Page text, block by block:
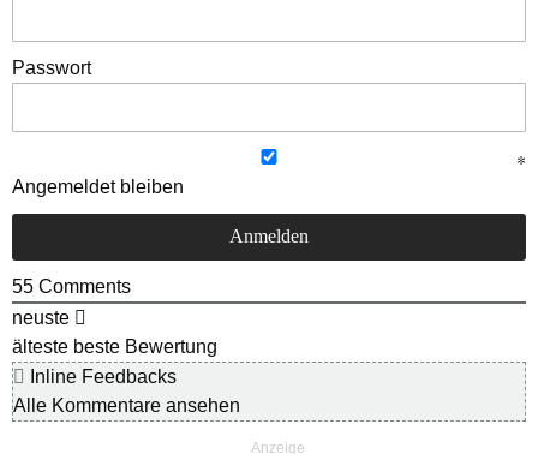
Passwort
Angemeldet bleiben
55 Comments
neuste
älteste beste Bewertung
Inline Feedbacks
Alle Kommentare ansehen